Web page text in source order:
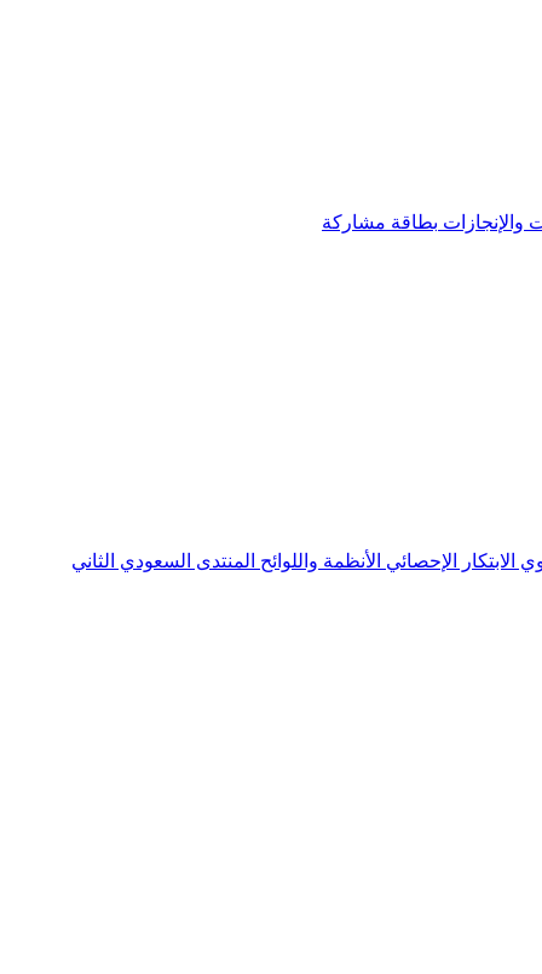
والإنجازات بطاقة مشاركة
الابتكار الإحصائي الأنظمة واللوائح المنتدى السعودي الثاني